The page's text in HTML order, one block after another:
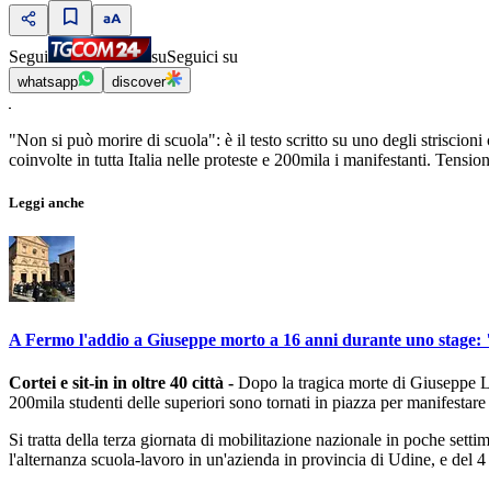
Segui suSeguici su
whatsapp discover
"Non si può morire di scuola": è il testo scritto su uno degli
coinvolte in tutta Italia nelle proteste e 200mila i manifestanti.
Leggi anche
A Fermo l'addio a Giuseppe morto a 16 anni durante uno
Cortei e sit-in in oltre 40 città - Dopo la tragica morte di Giuseppe
200mila studenti delle superiori sono tornati in piazza per
Si tratta della terza giornata di mobilitazione nazionale in poche
l'alternanza scuola-lavoro in un'azienda in provincia di Udine, e del